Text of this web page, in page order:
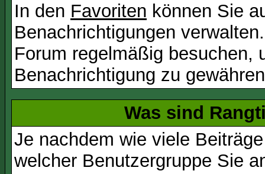
In den Favoriten können Sie
Benachrichtigungen
Forum regelmäßig besuchen,
Benachrichtigung zu
Was sind
Je nachdem wie viele
welcher Benutzergruppe Sie